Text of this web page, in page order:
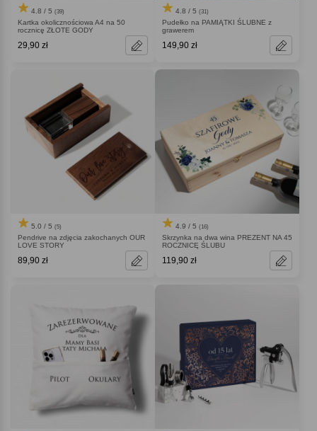
4.8 / 5 (39)
Kartka okolicznościowa A4 na 50
rocznicę ZŁOTE GODY
29,90 zł
4.8 / 5 (31)
Pudełko na PAMIĄTKI ŚLUBNE z
grawerem
149,90 zł
5.0 / 5 (5)
Pendrive na zdjęcia zakochanych OUR
LOVE STORY
89,90 zł
4.9 / 5 (16)
Skrzynka na dwa wina PREZENT NA 45
ROCZNICĘ ŚLUBU
119,90 zł